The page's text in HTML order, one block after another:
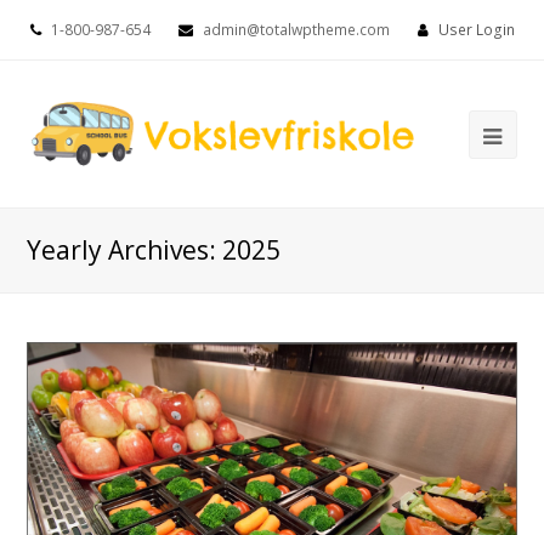
1-800-987-654 admin@totalwptheme.com User Login
Yearly Archives: 2025